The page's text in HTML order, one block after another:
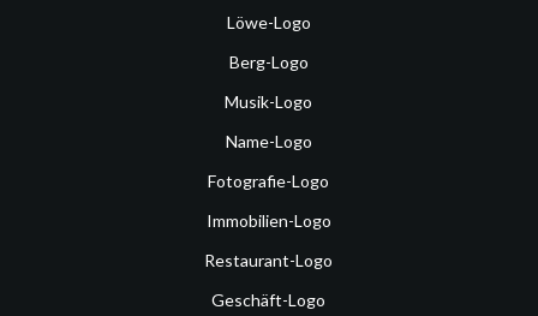
Löwe-Logo
Berg-Logo
Musik-Logo
Name-Logo
Fotografie-Logo
Immobilien-Logo
Restaurant-Logo
Geschäft-Logo